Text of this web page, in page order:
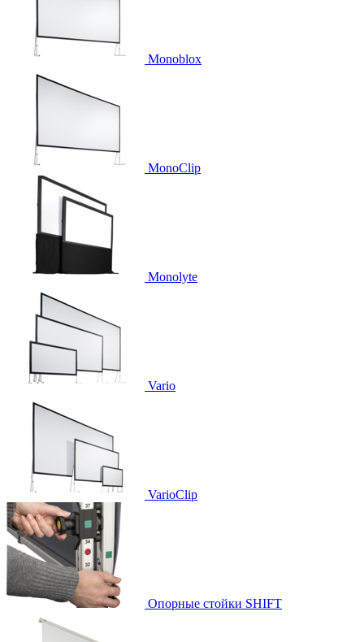
Monoblox
MonoClip
Monolyte
Vario
VarioClip
Опорные стойки SHIFT